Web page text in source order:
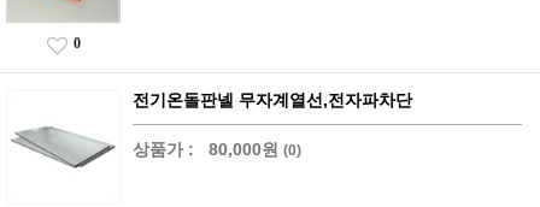
0
전기온돌판넬 무자계열선,전자파차단
상품가 : 80,000원 (0)